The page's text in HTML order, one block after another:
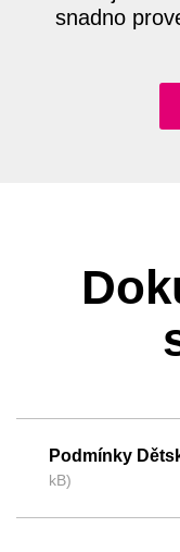
snadno
Podmínky
kB)